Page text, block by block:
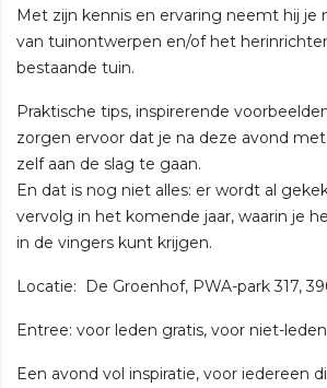
Met zijn kennis en ervaring neemt hij je
van tuinontwerpen en/of het
bestaande tuin.
Praktische tips, inspirerende
zorgen ervoor dat je na deze avond
zelf aan de slag te gaan.
En dat is nog niet alles: er wordt al
vervolg in het komende jaar, waarin je
in de vingers kunt krijgen.
Locatie: De Groenhof, PWA-park 317,
Entree: voor leden gratis, voor niet-
Een avond vol inspiratie, voor iedereen